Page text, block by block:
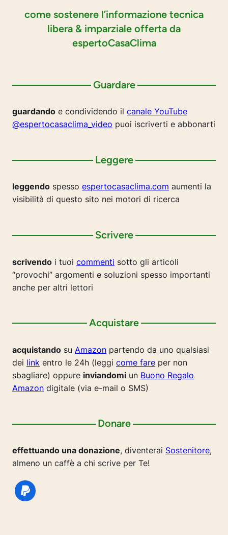
come sostenere l’informazione tecnica
libera & imparziale offerta da
espertoCasaClima
Guardare
guardando e condividendo il canale YouTube
@espertocasaclima_video puoi iscriverti e abbonarti
Leggere
leggendo spesso espertocasaclima.com aumenti la
visibilità di questo sito nei motori di ricerca
Scrivere
scrivendo i tuoi commenti sotto gli articoli
“provochi” argomenti e soluzioni spesso importanti
anche per altri lettori
Acquistare
acquistando su Amazon partendo da uno qualsiasi
dei link entro le 24h (leggi come fare per non
sbagliare) oppure inviandomi un Buono Regalo
Amazon digitale (via e-mail o SMS)
Donare
effettuando una donazione, diventerai Sostenitore,
almeno un caffè a chi scrive per Te!